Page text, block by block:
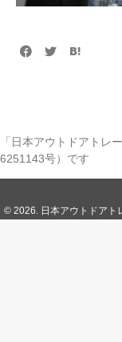
「日本アウトドアトレ
6251143号）です
© 2026. 日本アウトドアト